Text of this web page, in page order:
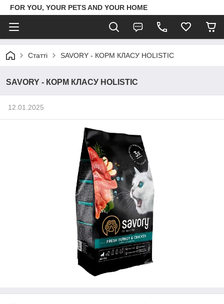
FOR YOU, YOUR PETS AND YOUR HOME
Статті SAVORY - КОРМ КЛАСУ HOLISTIC
SAVORY - КОРМ КЛАСУ HOLISTIC
12.01.2025